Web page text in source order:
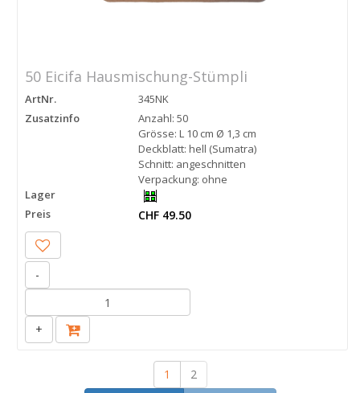
50 Eicifa Hausmischung-Stümpli
ArtNr.
345NK
Zusatzinfo
Anzahl: 50
Grösse: L 10 cm Ø 1,3 cm
Deckblatt: hell (Sumatra)
Schnitt: angeschnitten
Verpackung: ohne
Lager
Preis
CHF 49.50
-
+
1
2